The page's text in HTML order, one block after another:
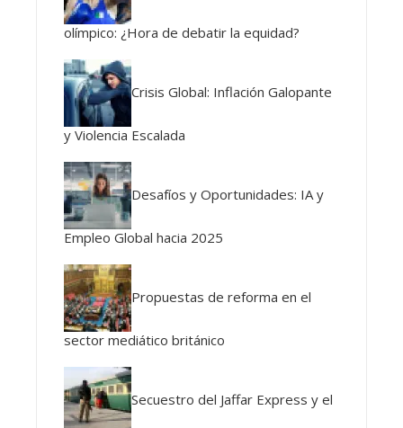
olímpico: ¿Hora de debatir la equidad?
Crisis Global: Inflación Galopante
y Violencia Escalada
Desafíos y Oportunidades: IA y
Empleo Global hacia 2025
Propuestas de reforma en el
sector mediático británico
Secuestro del Jaffar Express y el